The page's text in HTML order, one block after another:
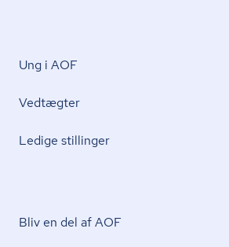
Ung i AOF
Vedtægter
Ledige stillinger
Bliv en del af AOF